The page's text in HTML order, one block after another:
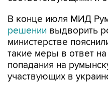
В конце июля МИД
решении выдворить
министерстве
такие меры в ответ
попадания на
участвующих в